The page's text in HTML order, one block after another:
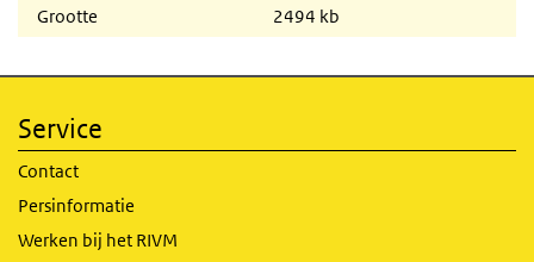
Grootte
2494 kb
Service
Contact
Persinformatie
Werken bij het RIVM